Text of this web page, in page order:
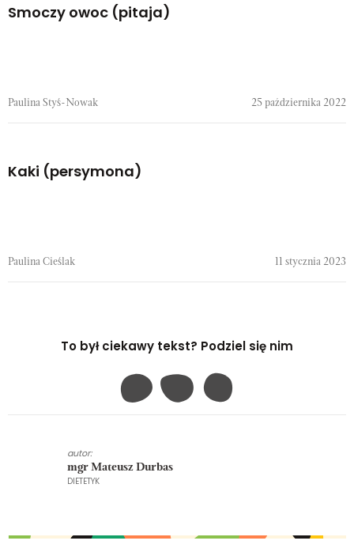
Smoczy owoc (pitaja)
Paulina Styś-Nowak 25 października 2022
Kaki (persymona)
Paulina Cieślak 11 stycznia 2023
To był ciekawy tekst? Podziel się nim
autor:
mgr Mateusz Durbas
DIETETYK